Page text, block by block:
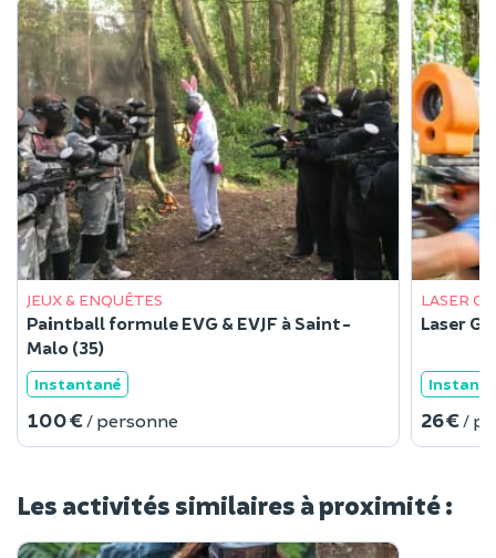
JEUX & ENQUÊTES
Paintball formule EVG & EVJF à Saint-
Malo (35)
Instantané
100 € / personne
LASER
Laser
26 € /
Les activités similaires à proximité :